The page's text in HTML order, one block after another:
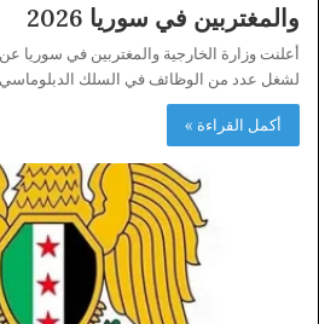
والمغتربين في سوريا 2026
لشغل عدد من ‏الوظائف في السلك الدبلوماسي
أكمل القراءة »